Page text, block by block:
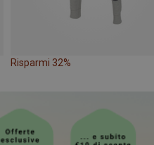
Risparmi 32%